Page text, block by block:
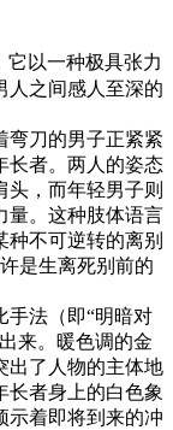
它以一种极具张力
人之间感人至深的
弯刀的男子正紧紧
长者。两人的姿态
，而年轻男子则
量。这种肢体语言
不可逆转的离别
是生离死别前的
手法（即“明暗对
来。暖色调的金
出了人物的主体地
长者身上的白色象
示着即将到来的冲